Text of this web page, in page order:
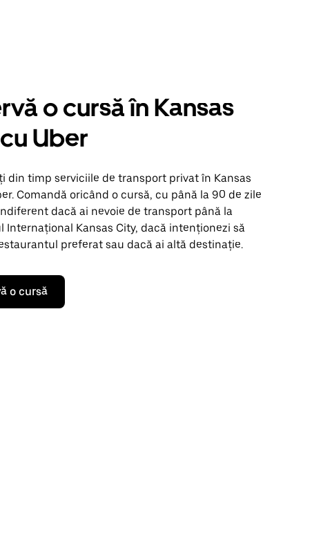
o cursă în Kansas
Uber
din timp serviciile de transport privat în Kansas
Comandă oricând o cursă, cu până la 90 de zile
dacă ai nevoie de transport până la
Internațional Kansas City, dacă intenționezi să
preferat sau dacă ai altă destinație.
o cursă